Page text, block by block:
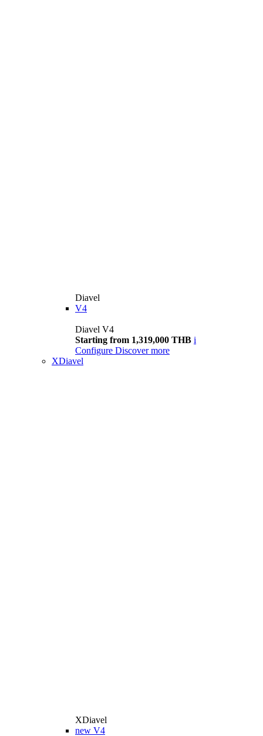
Diavel
V4
Diavel V4
Starting from 1,319,000 THB i
Configure Discover more
XDiavel
XDiavel
new V4